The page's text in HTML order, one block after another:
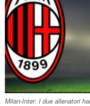
Milan-Inter: I due allenatori